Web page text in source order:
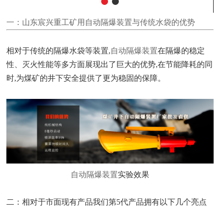
一： 山东宸兴重工矿用 自动隔爆装置与传统水袋的优势
相对于传统的隔爆水袋等装置,自动隔爆装置在隔爆的稳定
性、灭火性能等多方面展现出了巨大的优势,在节能降耗的同
时,为煤矿的井下安全提供了更为稳固的保障。
自动隔爆装置实验效果
二：相对于市面现有产品我们第5代产品拥有以下几个亮点